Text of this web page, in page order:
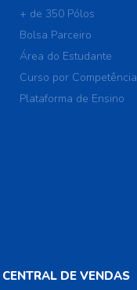
+ de 350 Pólos
Bolsa Parceiro
Área do Estudante
Curso por Competência
Plataforma de Ensino
CENTRAL DE VENDAS